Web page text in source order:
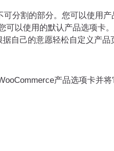
分割的部分。您可以使用产
可以使用的默认产品选项卡
自己的意愿轻松自定义产品
产品选项卡并将